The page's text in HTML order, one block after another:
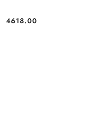
Price:
4618.00